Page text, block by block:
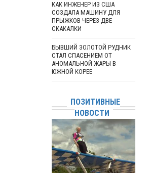
КАК ИНЖЕНЕР ИЗ США
СОЗДАЛА МАШИНУ ДЛЯ
ПРЫЖКОВ ЧЕРЕЗ ДВЕ
СКАКАЛКИ
БЫВШИЙ ЗОЛОТОЙ РУДНИК
СТАЛ СПАСЕНИЕМ ОТ
АНОМАЛЬНОЙ ЖАРЫ В
ЮЖНОЙ КОРЕЕ
ПОЗИТИВНЫЕ
НОВОСТИ